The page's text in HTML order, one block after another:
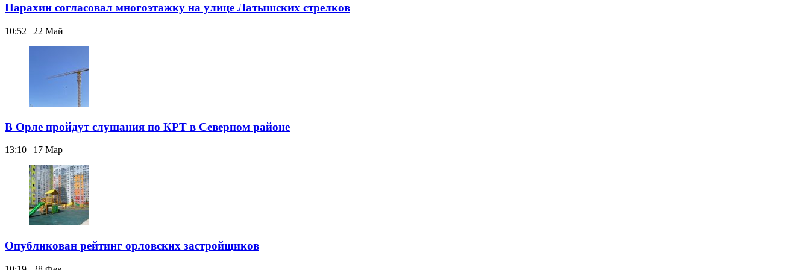
Парахин согласовал многоэтажку на улице Латышских стрелков
10:52 | 22 Май
В Орле пройдут слушания по КРТ в Северном районе
13:10 | 17 Мар
Опубликован рейтинг орловских застройщиков